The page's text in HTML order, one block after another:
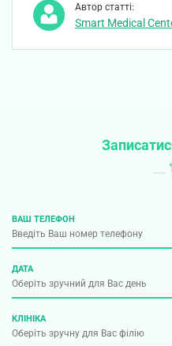
Автор статті:
Smart Medical
ВАШ ТЕЛЕФОН
ДАТА
КЛІНІКА